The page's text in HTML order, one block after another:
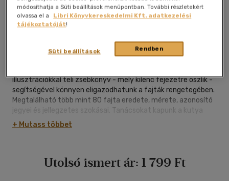
Trivium Kiadó Kft.
Lehet haszon, vadász, vagy munkakutya, hűségük
illusztrációkkal teli zsebkönyv - mely kilenc fejezetre oszlik -
segítségével könnyen eligazodhatunk a fajták rengetegében.
Megtalálható több mint 80 fajta eredete, mérete, azonosító
jegyei és jellegzetes szokásai. Tanácsokat kapunk a kutya
kiválasztásához, tanításához, versenyeztetéséhez, és
ahhoz, miként éljünk együtt velük.
+ Mutass többet
Utolsó ismert ár: 1 799 Ft
módosíthatja a Süti beállítások menüpontban. További részletekért
olvassa el a
Libri Könyvkereskedelmi Kft. adatkezelési
tájékoztatóját!
Rendben
Süti beállítások